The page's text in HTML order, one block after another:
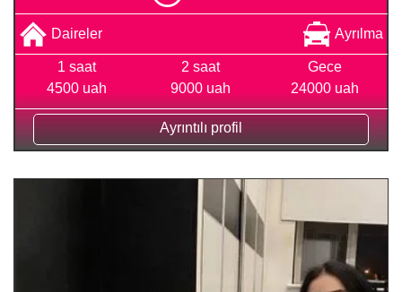
Daireler Ayrılma
1 saat
4500 uah
2 saat
9000 uah
Gece
24000 uah
Ayrıntılı profil